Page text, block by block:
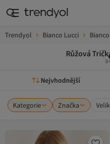
Trendyol Bianco Lucci
Růžová
Nejvhodnější
Kategorie Značka